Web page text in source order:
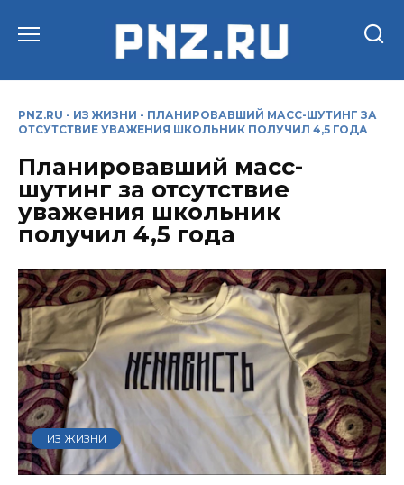
PNZ.RU - ИЗ ЖИЗНИ - ПЛАНИРОВАВШИЙ МАСС-ШУТИНГ ЗА
ОТСУТСТВИЕ УВАЖЕНИЯ ШКОЛЬНИК ПОЛУЧИЛ 4,5 ГОДА
Планировавший масс-
шутинг за отсутствие
уважения школьник
получил 4,5 года
ИЗ ЖИЗНИ